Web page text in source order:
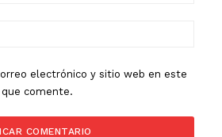
electrónico y sitio web en este
que comente.